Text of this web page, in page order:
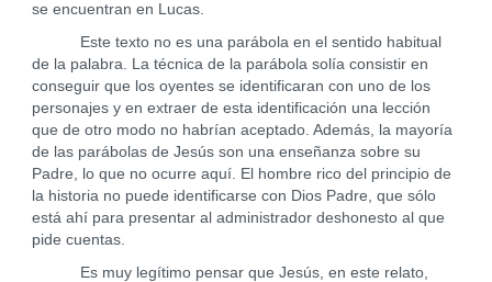
se encuentran en Lucas.
Este texto no es una parábola en el sentido habitual
de la palabra. La técnica de la parábola solía consistir en
conseguir que los oyentes se identificaran con uno de los
personajes y en extraer de esta identificación una lección
que de otro modo no habrían aceptado. Además, la mayoría
de las parábolas de Jesús son una enseñanza sobre su
Padre, lo que no ocurre aquí. El hombre rico del principio de
la historia no puede identificarse con Dios Padre, que sólo
está ahí para presentar al administrador deshonesto al que
pide cuentas.
Es muy legítimo pensar que Jesús, en este relato,